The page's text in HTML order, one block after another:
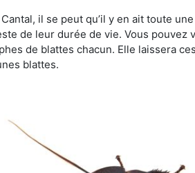
il se peut qu’il y en ait toute
de leur durée de vie. Vous
de blattes chacun. Elle laissera
blattes.